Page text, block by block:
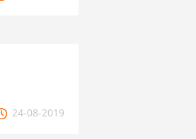
24-08-2019